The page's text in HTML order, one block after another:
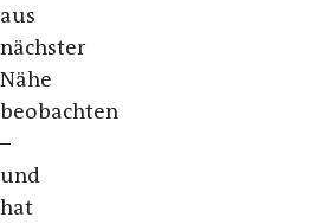
aus
nächster
Nähe
beobachten
–
und
hat